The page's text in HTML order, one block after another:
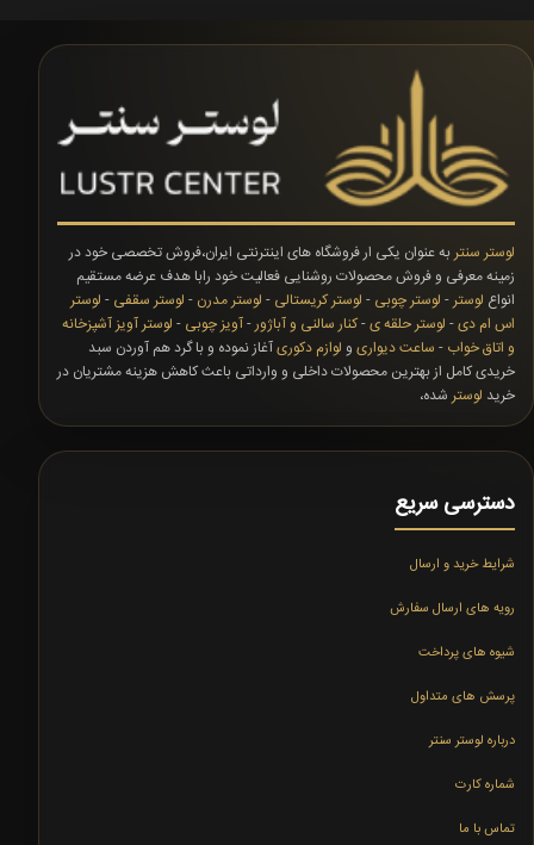
لوستر سنتر به عنوان یکی ار فروشگاه های اینترنتی ایران،فروش تخصصی خود در
زمینه معرفی و فروش محصولات روشنایی فعالیت خود رابا هدف عرضه مستقیم
انواع لوستر - لوستر چوبی - لوستر کریستالی - لوستر مدرن - لوستر سقفی - لوستر
اس ام دی- لوستر حلقه ی-کنار سالنی و آباژور-آویز چوبی - لوستر آویز آشپزخانه
و اتاق خواب - ساعت دیواری و لوازم دکوریآغاز نموده و با گرد هم آوردن سبد
خریدی کامل از بهترین محصولات داخلی و وارداتی باعث کاهش هزینه مشتریان در
خرید لوستر شده،
دسترسی سریع
شرایط خرید و ارسال
رویه های ارسال سفارش
شیوه های پرداخت
پرسش های متداول
درباره لوستر سنتر
شماره کارت
تماس با ما